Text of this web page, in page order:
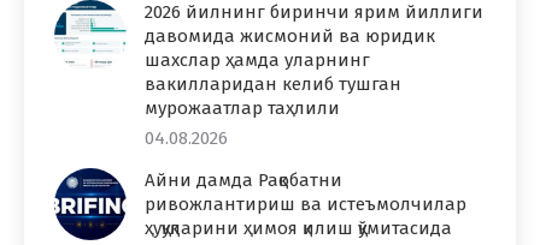
2026 йилнинг биринчи ярим йиллиги
давомида жисмоний ва юридик
шахслар ҳамда уларнинг
вакилларидан келиб тушган
мурожаатлар таҳлили
04.08.2026
Айни дамда Рақобатни
ривожлантириш ва истеъмолчилар
ҳуқуқларини ҳимоя қилиш қўмитасида